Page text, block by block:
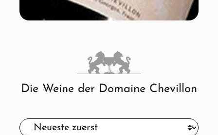
Die Weine der Domaine Chevillon